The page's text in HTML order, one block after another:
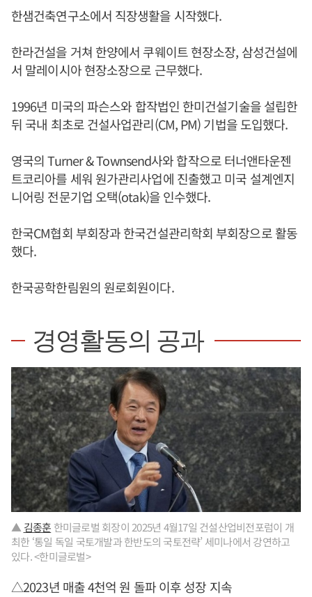
한샘건축연구소에서 직장생활을 시작했다.
한라건설을 거쳐 한양에서 쿠웨이트 현장소장, 삼성건설에
서 말레이시아 현장소장으로 근무했다.
1996년 미국의 파슨스와 합작법인 한미건설기술을 설립한
뒤 국내 최초로 건설사업관리(CM, PM) 기법을 도입했다.
영국의 Turner & Townsend사와 합작으로 터너앤타운젠
트코리아를 세워 원가관리사업에 진출했고 미국 설계엔지
니어링 전문기업 오택(otak)을 인수했다.
한국CM협회 부회장과 한국건설관리학회 부회장으로 활동
했다.
한국공학한림원의 원로회원이다.
경영활동의 공과
▲ 김종훈 한미글로벌 회장이 2025년 4월17일 건설산업비전포럼이 개
최한 ‘통일 독일 국토개발과 한반도의 국토전략’ 세미나에서 강연하고
있다. <한미글로벌>
△2023년 매출 4천억 원 돌파 이후 성장 지속